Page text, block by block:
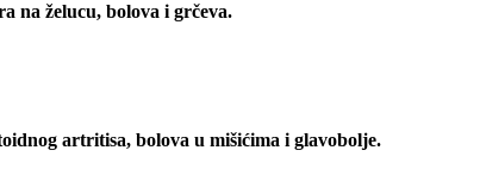
na želucu, bolova i grčeva.
artritisa, bolova u mišićima i glavobolje.